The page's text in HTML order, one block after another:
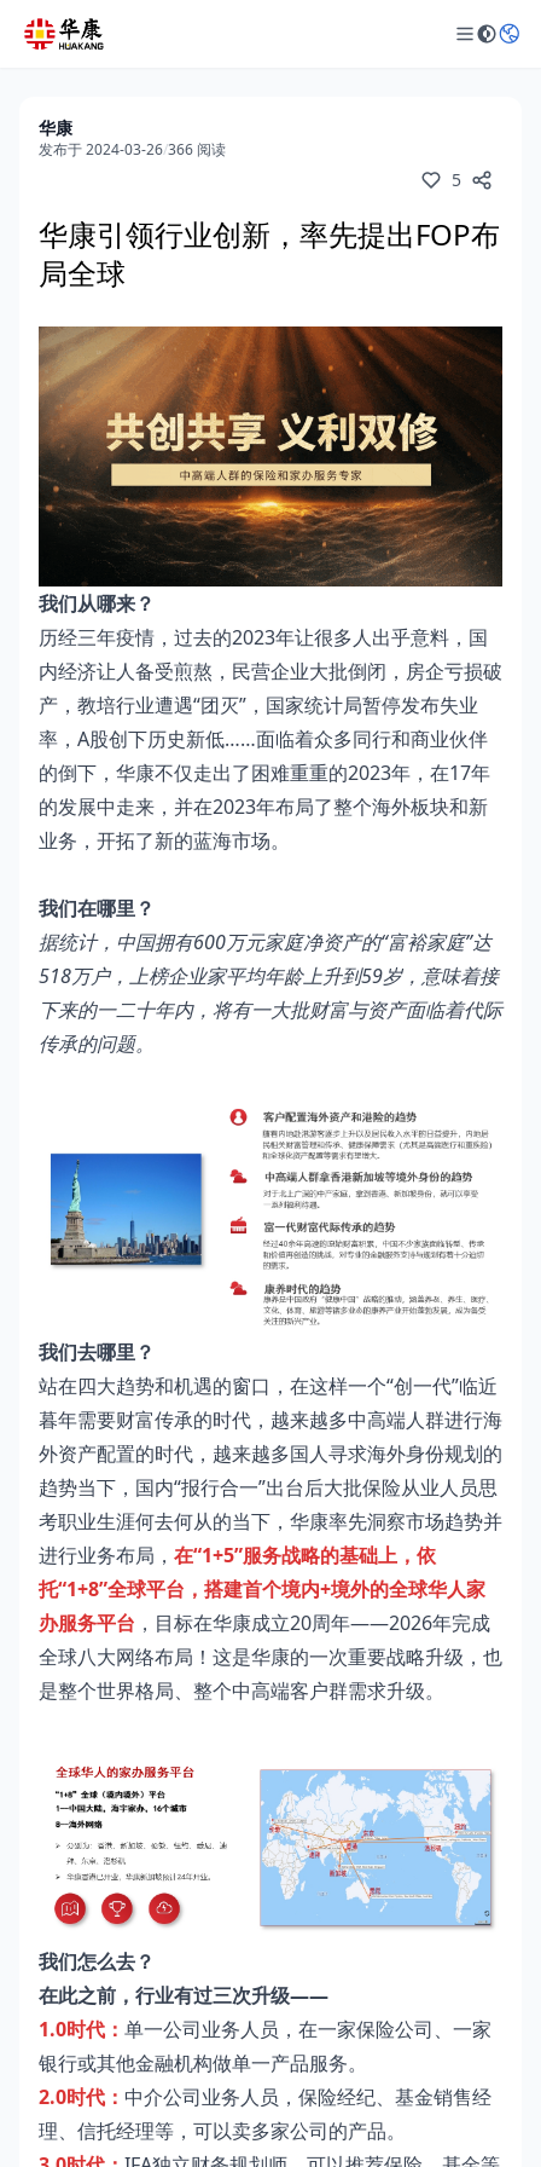
华康
发布于 2024-03-26/366 阅读
5
华康引领行业创新，率先提出FOP布
局全球
我们从哪来？
历经三年疫情，过去的2023年让很多人出乎意料，国
内经济让人备受煎熬，民营企业大批倒闭，房企亏损破
产，教培行业遭遇“团灭”，国家统计局暂停发布失业
率，A股创下历史新低……面临着众多同行和商业伙伴
的倒下，华康不仅走出了困难重重的2023年，在17年
的发展中走来，并在2023年布局了整个海外板块和新
业务，开拓了新的蓝海市场。
我们在哪里？
据统计，中国拥有600万元家庭净资产的“富裕家庭”达
518万户，上榜企业家平均年龄上升到59岁，意味着接
下来的一二十年内，将有一大批财富与资产面临着代际
传承的问题。
我们去哪里？
站在四大趋势和机遇的窗口，在这样一个“创一代”临近
暮年需要财富传承的时代，越来越多中高端人群进行海
外资产配置的时代，越来越多国人寻求海外身份规划的
趋势当下，国内“报行合一”出台后大批保险从业人员思
考职业生涯何去何从的当下，华康率先洞察市场趋势并
进行业务布局， 在“1+5”服务战略的基础上，依
托“1+8”全球平台，搭建首个境内+境外的全球华人家
办服务平台 ，目标在华康成立20周年——2026年完成
全球八大网络布局！这是华康的一次重要战略升级，也
是整个世界格局、整个中高端客户群需求升级。
我们怎么去？
在此之前，行业有过三次升级——
1.0时代： 单一公司业务人员，在一家保险公司、一家
银行或其他金融机构做单一产品服务。
2.0时代： 中介公司业务人员，保险经纪、基金销售经
理、信托经理等，可以卖多家公司的产品。